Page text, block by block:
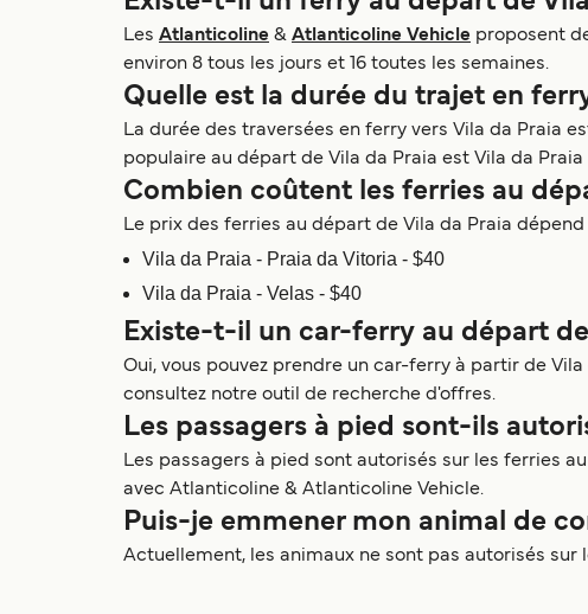
Les Atlanticoline & Atlanticoline Vehicle proposent
environ 8 tous les jours et 16 toutes les semaines.
Quelle est la durée du trajet en
La durée des traversées en ferry vers Vila da Praia
populaire au départ de Vila da Praia est Vila da
Combien coûtent les ferries au
Le prix des ferries au départ de Vila da Praia
Vila da Praia - Praia da Vitoria - $40
Vila da Praia - Velas - $40
Existe-t-il un car-ferry au départ
Oui, vous pouvez prendre un car-ferry à partir de
consultez notre outil de recherche d'offres.
Les passagers à pied sont-ils
Les passagers à pied sont autorisés sur les ferries
avec Atlanticoline & Atlanticoline Vehicle.
Puis-je emmener mon animal de
Actuellement, les animaux ne sont pas autorisés sur